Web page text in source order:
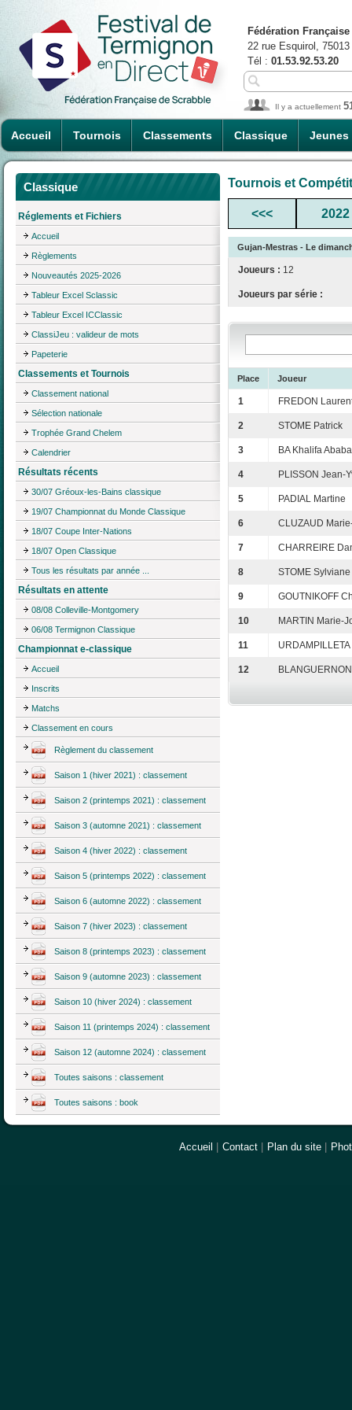
Accueil Tournois Classements Classique Jeunes
Fédération
22 rue Esquirol,
Tél : 01.53.92.53.20
Il y a actuellement
Classique
Réglements et Fichiers
Accueil
Règlements
Nouveautés 2025-2026
Tableur Excel Sclassic
Tableur Excel ICClassic
ClassiJeu : valideur de mots
Papeterie
Classements et Tournois
Classement national
Sélection nationale
Trophée Grand Chelem
Calendrier
Résultats récents
30/07 Gréoux-les-Bains classique
19/07 Championnat du Monde Classique
18/07 Coupe Inter-Nations
18/07 Open Classique
Tous les résultats par année ...
Résultats en attente
08/08 Colleville-Montgomery
06/08 Termignon Classique
Championnat e-classique
Accueil
Inscrits
Matchs
Classement en cours
Règlement du classement
Saison 1 (hiver 2021) : classement
Saison 2 (printemps 2021) : classement
Saison 3 (automne 2021) : classement
Saison 4 (hiver 2022) : classement
Saison 5 (printemps 2022) : classement
Saison 6 (automne 2022) : classement
Saison 7 (hiver 2023) : classement
Saison 8 (printemps 2023) : classement
Saison 9 (automne 2023) : classement
Saison 10 (hiver 2024) : classement
Saison 11 (printemps 2024) : classement
Saison 12 (automne 2024) : classement
Toutes saisons : classement
Toutes saisons : book
Tournois et
<<< 2022
Gujan-Mestras - Le
Joueurs : 12
Joueurs par série :
Place Joueur
1 FREDON
2 STOME Patrick
3 BA Khalifa
4 PLISSON Jean-
5 PADIAL Martine
6 CLUZAUD
7 CHARREIRE
8 STOME Sylviane
9 GOUTNIKOFF
10 MARTIN Marie-
11
12
Accueil | Contact | Plan du site |